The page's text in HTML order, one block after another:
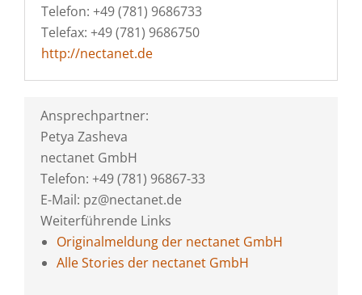
Telefon: +49 (781) 9686733
Telefax: +49 (781) 9686750
http://nectanet.de
Ansprechpartner:
Petya Zasheva
nectanet GmbH
Telefon: +49 (781) 96867-33
E-Mail: pz@nectanet.de
Weiterführende Links
Originalmeldung der nectanet GmbH
Alle Stories der nectanet GmbH